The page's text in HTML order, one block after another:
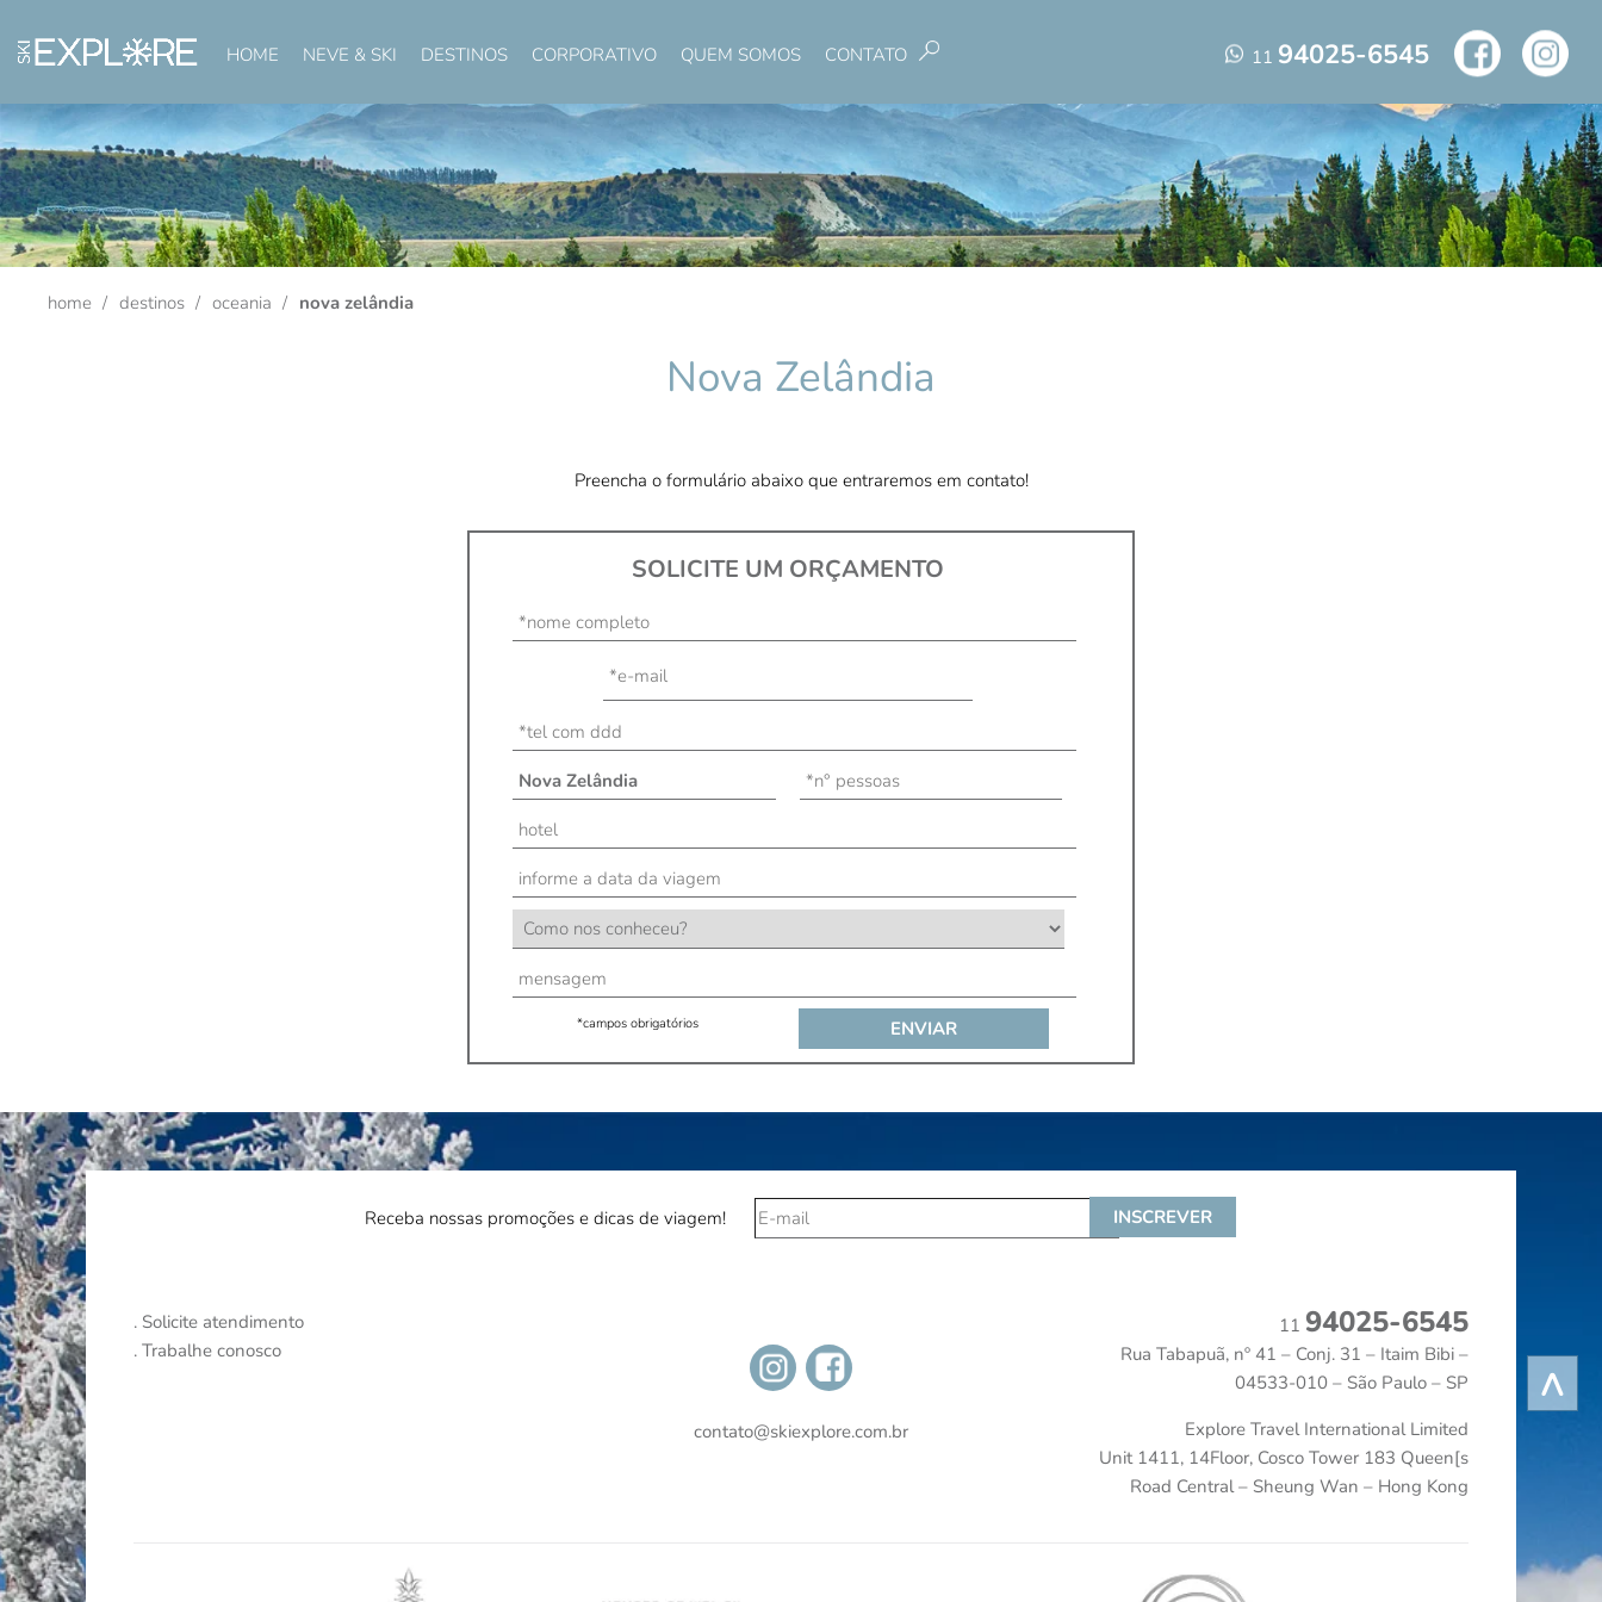
HOME NEVE & SKI DESTINOS CORPORATIVO QUEM SOMOS CONTATO Pesquisar 11 94025-6545
home destinos oceania nova zelândia
Nova Zelândia
Preencha o formulário abaixo que entraremos em contato!
SOLICITE UM ORÇAMENTO
*campos obrigatórios
^
Receba nossas promoções e dicas de viagem!
. Solicite atendimento
. Trabalhe conosco
contato@skiexplore.com.br
11 94025-6545
Rua Tabapuã, nº 41 – Conj. 31 – Itaim Bibi –
04533-010 – São Paulo – SP
Explore Travel International Limited
Unit 1411, 14Floor, Cosco Tower 183 Queen[s
Road Central – Sheung Wan – Hong Kong